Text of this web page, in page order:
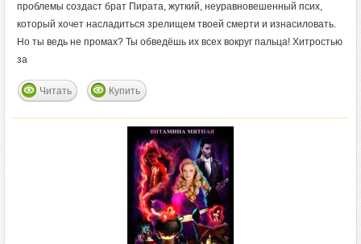
проблемы создаст брат Пирата, жуткий, неуравновешенный псих,
который хочет насладиться зрелищем твоей смерти и изнасиловать.
Но ты ведь не промах? Ты обведёшь их всех вокруг пальца! Хитростью
за
Читать Купить